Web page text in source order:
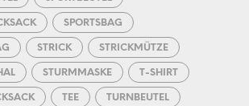
SPORTSBAG
STRICK STRICKMÜTZE
STURMMASKE T-SHIRT
TEE TURNBEUTEL